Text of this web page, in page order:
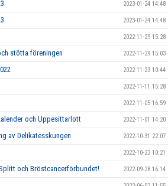
2023-01-24 14:48
2023-01-24 14:48
2022-11-29 15:28
stötta föreningen 2022-11-29 15:03
2022-11-23 10:44
2022-11-11 15:28
2022-11-05 16:59
och Uppesittarlott 2022-11-01 14:20
av Delikatesskungen 2022-10-31 22:07
2022-10-23 10:21
och Bröstcancerförbundet! 2022-09-28 16:14